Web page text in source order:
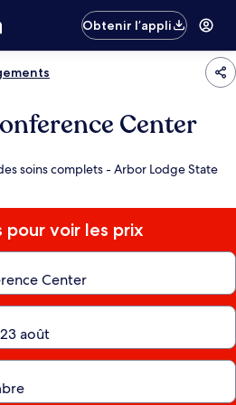
Obtenir l’appli
Center
soins complets - Arbor Lodge State
pour voir les prix